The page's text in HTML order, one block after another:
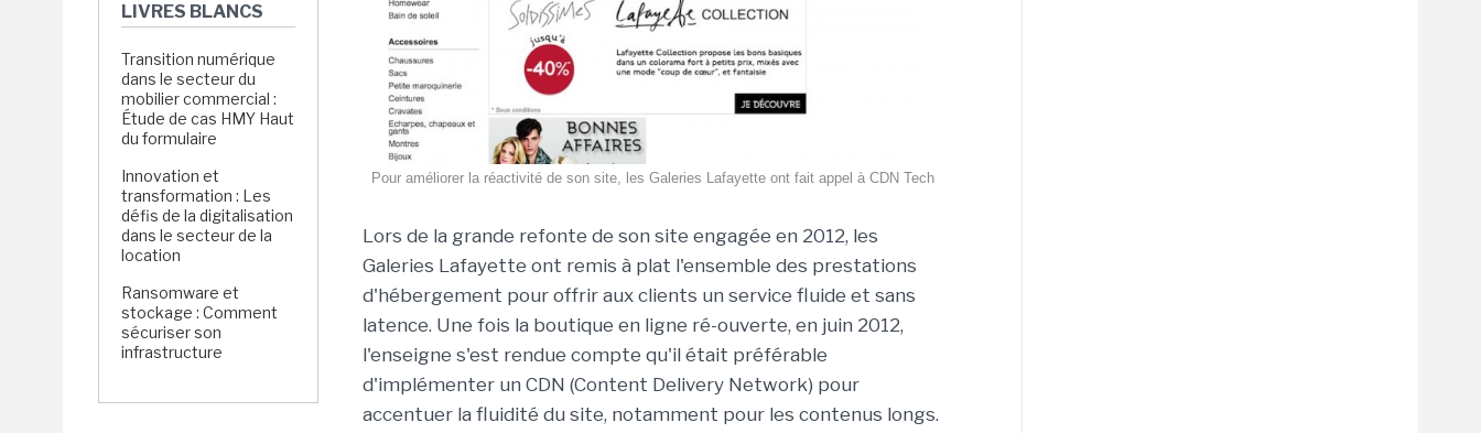
LIVRES BLANCS
Transition numérique
dans le secteur du
mobilier commercial :
Étude de cas HMY Haut
du formulaire
Innovation et
transformation : Les
défis de la digitalisation
dans le secteur de la
location
Ransomware et
stockage : Comment
sécuriser son
infrastructure
Pour améliorer la réactivité de son site, les Galeries Lafayette ont fait appel à CDN Tech
Lors de la grande refonte de son site engagée en 2012, les
Galeries Lafayette ont remis à plat l'ensemble des prestations
d'hébergement pour offrir aux clients un service fluide et sans
latence. Une fois la boutique en ligne ré-ouverte, en juin 2012,
l'enseigne s'est rendue compte qu'il était préférable
d'implémenter un CDN (Content Delivery Network) pour
accentuer la fluidité du site, notamment pour les contenus longs.